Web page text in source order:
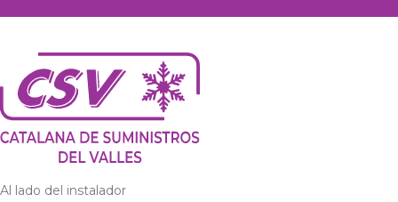
Al lado del instalador